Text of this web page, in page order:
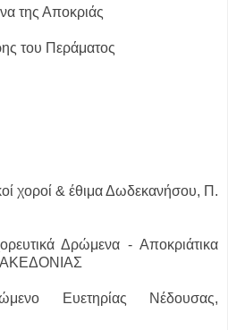
της Αποκριάς
του Περάματος
χοροί & έθιμα Δωδεκανήσου, Π.
Δρώμενα - Αποκριάτικα
Ευετηρίας Νέδουσας,